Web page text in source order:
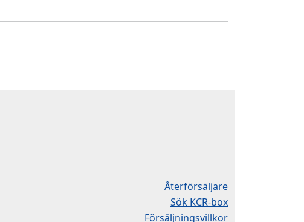
Återförsäljare
Sök KCR-box
Försäljningsvillkor